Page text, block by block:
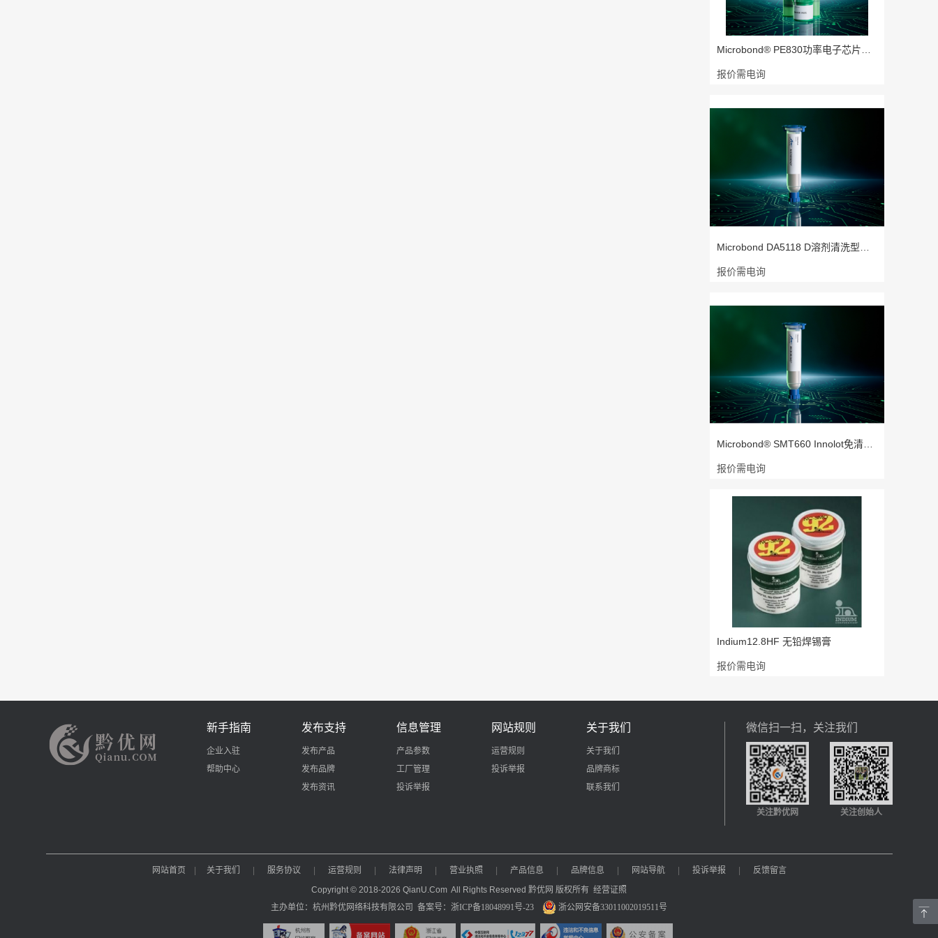
报价需电询
报价需电询
报价需电询
Indium12.8HF 无铅焊锡膏
报价需电询
新手指南
企业入驻
帮助中心
发布支持
发布产品
发布品牌
发布资讯
信息管理
产品参数
工厂管理
投诉举报
网站规则
运营规则
投诉举报
关于我们
关于我们
品牌商标
联系我们
微信扫一扫，关注我们
关注黔优网 关注创始人
网站首页 | 关于我们 | 服务协议 | 运营规则 | 法律声明 | 营业执照 | 产品信息 | 品牌信息 | 网站导航 | 投诉举报 |
反馈留言
Copyright © 2018-2026 QianU.Com All Rights Reserved 黔优网 版权所有 经营证照
主办单位：杭州黔优网络科技有限公司 备案号：浙ICP备18048991号-23 浙公网安备33011002019511号